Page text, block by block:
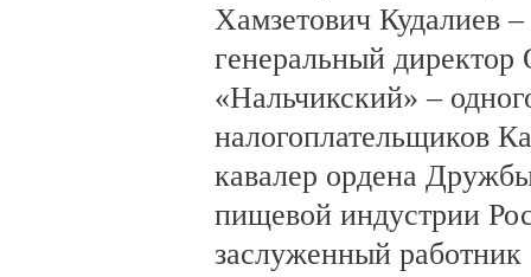
Хамзетович Кудалиев
генеральный
«Нальчикский» –
налогоплательщиков
кавалер ордена
пищевой индустрии
заслуженный работник